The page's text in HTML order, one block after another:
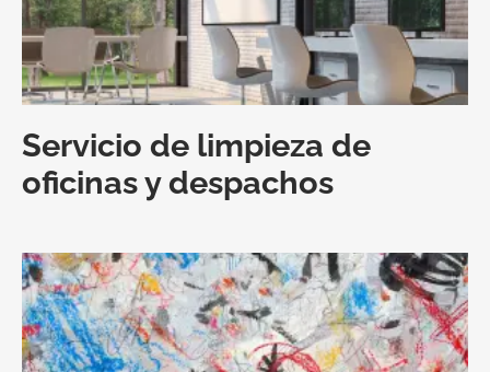
Servicio de limpieza de
oficinas y despachos